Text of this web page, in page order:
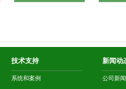
技术支持
系统和案例
新闻动
公司新闻